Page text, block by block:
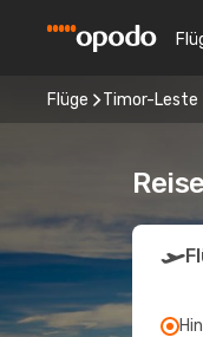
Flüge Timor-Leste